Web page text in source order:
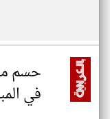
حسم
في